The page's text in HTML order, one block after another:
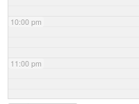
10:00 pm
11:00 pm